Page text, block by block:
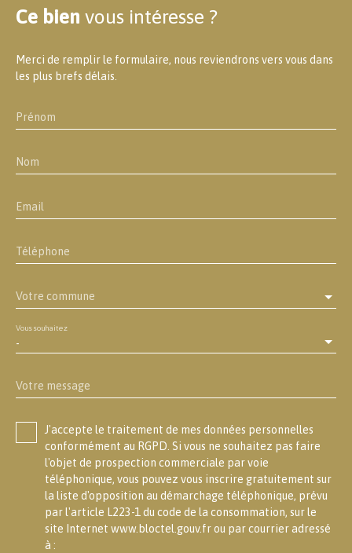
Ce bien vous intéresse ?
Merci de remplir le formulaire, nous reviendrons vers vous dans
les plus brefs délais.
Prénom
Nom
Email
Téléphone
Votre commune
-
Vous souhaitez
Votre message
J'accepte le traitement de mes données personnelles
conformément au RGPD. Si vous ne souhaitez pas faire
l'objet de prospection commerciale par voie
téléphonique, vous pouvez vous inscrire gratuitement sur
la liste d'opposition au démarchage téléphonique, prévu
par l'article L223-1 du code de la consommation, sur le
site Internet www.bloctel.gouv.fr ou par courrier adressé
à :